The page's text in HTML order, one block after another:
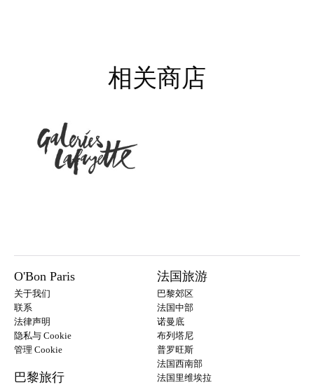
相关商店
O'Bon Paris
关于我们
联系
法律声明
隐私与 Cookie
管理 Cookie
巴黎旅行
法国旅游
巴黎郊区
法国中部
诺曼底
布列塔尼
普罗旺斯
法国西南部
法国里维埃拉